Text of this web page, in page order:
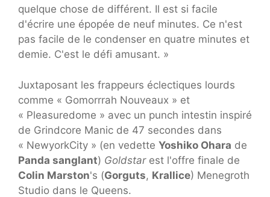
quelque chose de différent. Il est si facile
d'écrire une épopée de neuf minutes. Ce n'est
pas facile de le condenser en quatre minutes et
demie. C'est le défi amusant. »
Juxtaposant les frappeurs éclectiques lourds
comme « Gomorrrah Nouveaux » et
« Pleasuredome » avec un punch intestin inspiré
de Grindcore Manic de 47 secondes dans
« NewyorkCity » (en vedette Yoshiko Ohara de
Panda sanglant) Goldstar est l'offre finale de
Colin Marston's (Gorguts, Krallice) Menegroth
Studio dans le Queens.